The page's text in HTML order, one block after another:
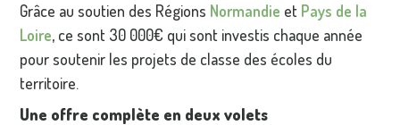
Grâce au soutien des Régions Normandie et Pays de la
Loire, ce sont 30 000€ qui sont investis chaque année
pour soutenir les projets de classe des écoles du
territoire.
Une offre complète en deux volets